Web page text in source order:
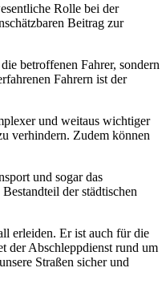
Rolle bei der
Beitrag zur
betroffenen Fahrer, sondern
Fahrern ist der
und weitaus wichtiger
verhindern. Zudem können
und sogar das
der städtischen
erleiden. Er ist auch für die
der Abschleppdienst rund um
Straßen sicher und